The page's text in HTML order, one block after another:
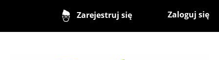
Zarejestruj się Zaloguj się